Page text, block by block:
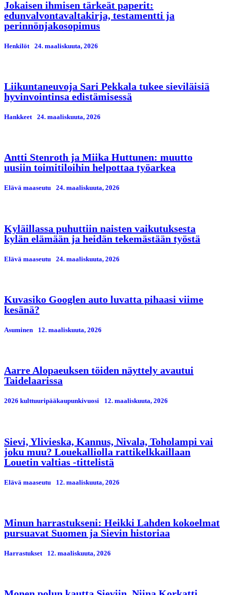
Jokaisen ihmisen tärkeät paperit:
edunvalvontavaltakirja, testamentti ja
perinnönjakosopimus
Henkilöt 24. maaliskuuta, 2026
Liikuntaneuvoja Sari Pekkala tukee sieviläisiä
hyvinvointinsa edistämisessä
Hankkeet 24. maaliskuuta, 2026
Antti Stenroth ja Miika Huttunen: muutto
uusiin toimitiloihin helpottaa työarkea
Elävä maaseutu 24. maaliskuuta, 2026
Kyläillassa puhuttiin naisten vaikutuksesta
kylän elämään ja heidän tekemästään työstä
Elävä maaseutu 24. maaliskuuta, 2026
Kuvasiko Googlen auto luvatta pihaasi viime
kesänä?
Asuminen 12. maaliskuuta, 2026
Aarre Alopaeuksen töiden näyttely avautui
Taidelaarissa
2026 kulttuuripääkaupunkivuosi 12. maaliskuuta, 2026
Sievi, Ylivieska, Kannus, Nivala, Toholampi vai
joku muu? Louekalliolla rattikelkkaillaan
Louetin valtias -tittelistä
Elävä maaseutu 12. maaliskuuta, 2026
Minun harrastukseni: Heikki Lahden kokoelmat
pursuavat Suomen ja Sievin historiaa
Harrastukset 12. maaliskuuta, 2026